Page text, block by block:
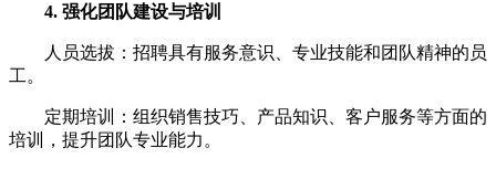
4. 强化团队建设与培训
人员选拔：招聘具有服务意识、专业技能和团队精神的员
工。
定期培训：组织销售技巧、产品知识、客户服务等方面的
培训，提升团队专业能力。